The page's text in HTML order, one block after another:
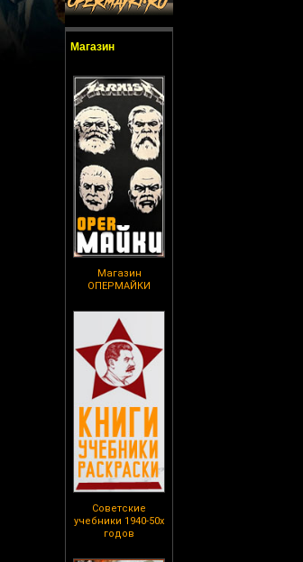
Магазин
Магазин
ОПЕРМАЙКИ
Советские
учебники 1940-50х
годов